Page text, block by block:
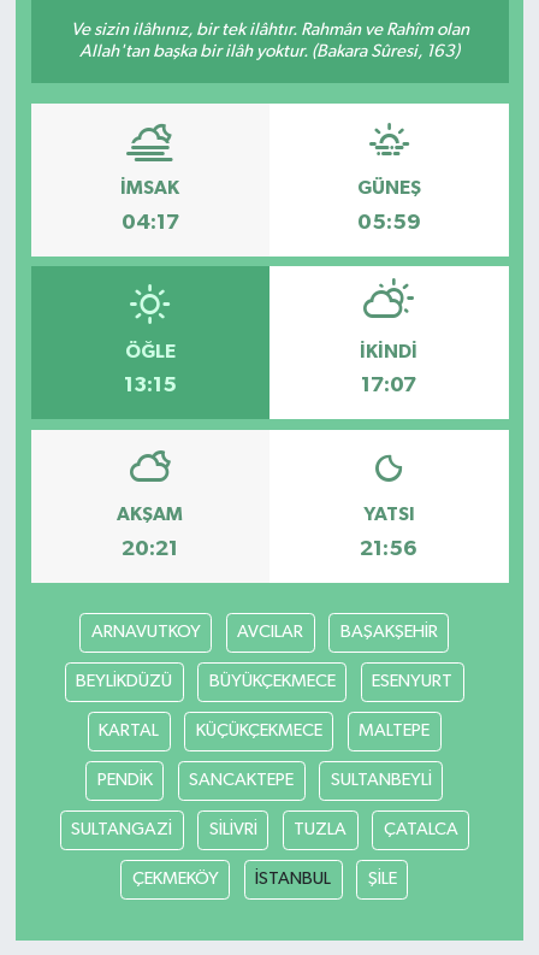
Ve sizin ilâhınız, bir tek ilâhtır. Rahmân ve Rahîm olan
Allah'tan başka bir ilâh yoktur. (Bakara Sûresi, 163)
İMSAK
04:17
GÜNEŞ
05:59
ÖĞLE
13:15
İKINDI
17:07
AKŞAM
20:21
YATSI
21:56
ARNAVUTKOY AVCILAR BAŞAKŞEHİR
BEYLİKDÜZÜ BÜYÜKÇEKMECE ESENYURT
KARTAL KÜÇÜKÇEKMECE MALTEPE
PENDİK SANCAKTEPE SULTANBEYLİ
SULTANGAZİ SİLİVRİ TUZLA ÇATALCA
ÇEKMEKÖY İSTANBUL ŞİLE